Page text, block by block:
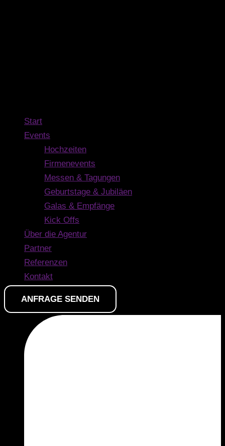
Start
Events
Hochzeiten
Firmenevents
Messen & Tagungen
Geburtstage & Jubiläen
Galas & Empfänge
Kick Offs
Über die Agentur
Partner
Referenzen
Kontakt
ANFRAGE SENDEN